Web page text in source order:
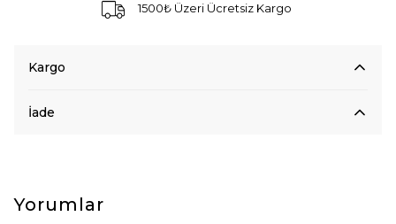
1500₺ Üzeri Ücretsiz Kargo
Kargo
İade
Yorumlar